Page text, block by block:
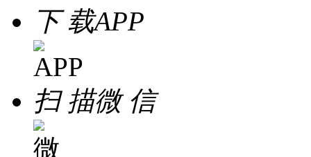
下 载APP
扫 描微 信